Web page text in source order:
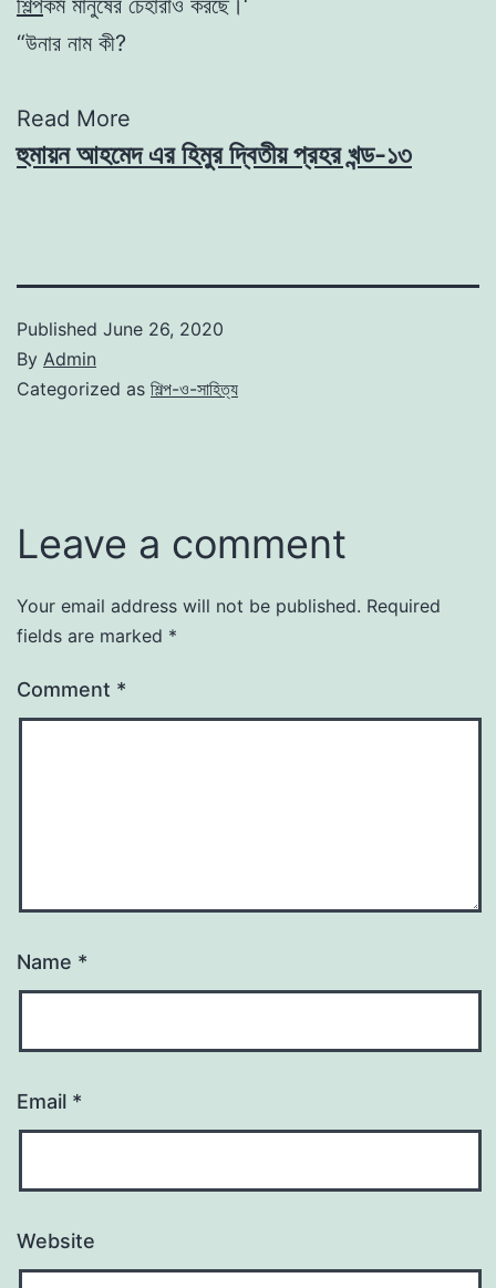
“উনার নাম কী?
Read More
হুমায়ন আহমেদ এর হিমুর দ্বিতীয় প্রহর খন্ড-১৩
Published June 26, 2020
By Admin
Categorized as শিল্প-ও-সাহিত্য
Leave a comment
Your email address will not be published. Required
fields are marked *
Comment *
Name *
Email *
Website